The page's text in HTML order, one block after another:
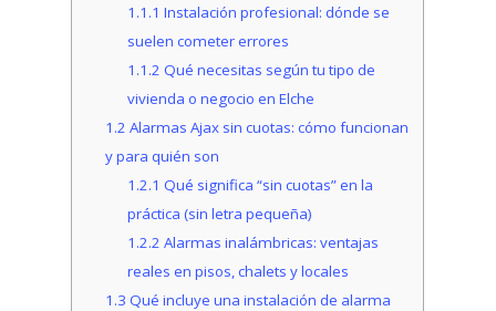
1.1.1 Instalación profesional: dónde se
suelen cometer errores
1.1.2 Qué necesitas según tu tipo de
vivienda o negocio en Elche
1.2 Alarmas Ajax sin cuotas: cómo funcionan
y para quién son
1.2.1 Qué significa “sin cuotas” en la
práctica (sin letra pequeña)
1.2.2 Alarmas inalámbricas: ventajas
reales en pisos, chalets y locales
1.3 Qué incluye una instalación de alarma